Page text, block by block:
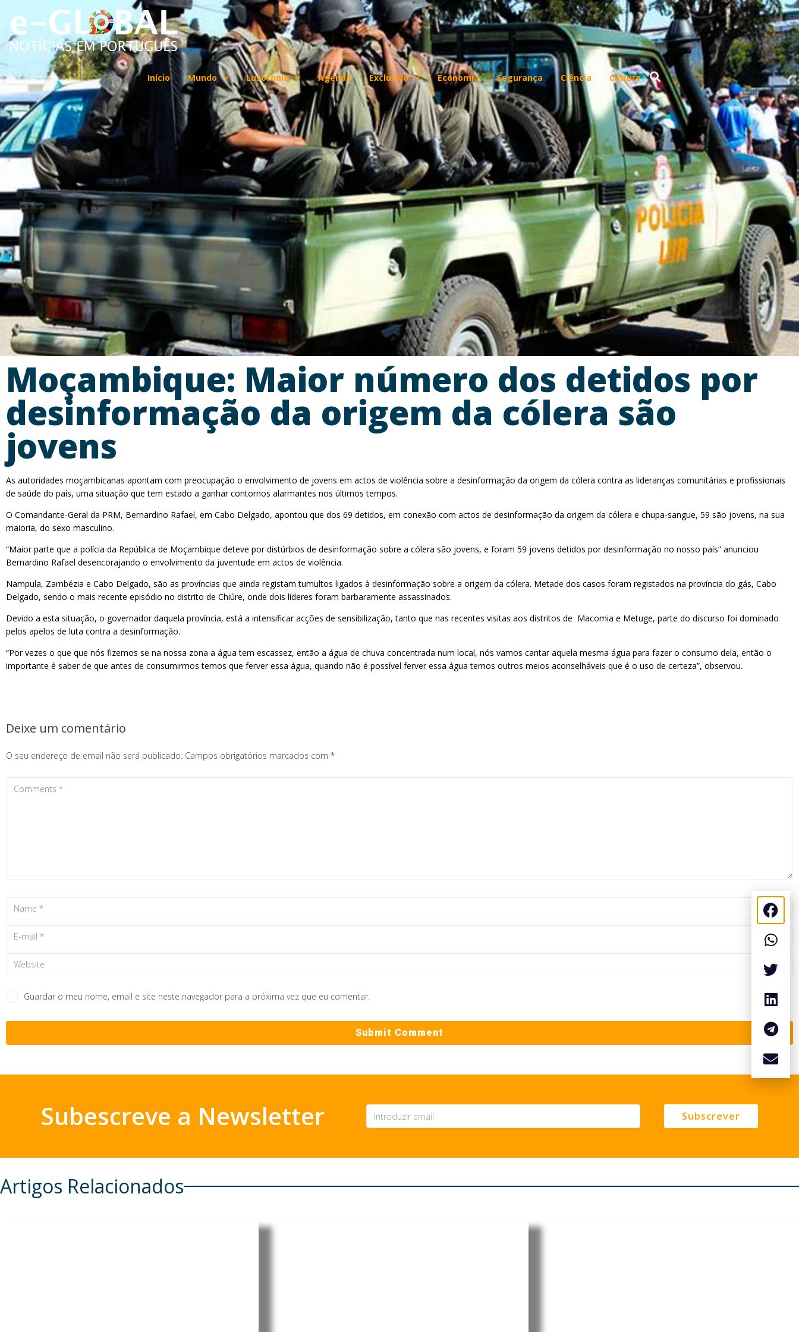
Início Mundo Lusofonia Agenda Exclusivo Economia Segurança Ciência Cultura
Moçambique: Maior número dos detidos por
desinformação da origem da cólera são
jovens
As autoridades moçambicanas apontam com preocupação o envolvimento de jovens em actos de violência sobre a desinformação da origem da cólera contra as lideranças comunitárias e profissionais
de saúde do país, uma situação que tem estado a ganhar contornos alarmantes nos últimos tempos.
O Comandante-Geral da PRM, Bernardino Rafael, em Cabo Delgado, apontou que dos 69 detidos, em conexão com actos de desinformação da origem da cólera e chupa-sangue, 59 são jovens, na sua
maioria, do sexo masculino.
“Maior parte que a polícia da República de Moçambique deteve por distúrbios de desinformação sobre a cólera são jovens, e foram 59 jovens detidos por desinformação no nosso país” anunciou
Bernardino Rafael desencorajando o envolvimento da juventude em actos de violência.
Nampula, Zambézia e Cabo Delgado, são as províncias que ainda registam tumultos ligados à desinformação sobre a origem da cólera. Metade dos casos foram registados na província do gás, Cabo
Delgado, sendo o mais recente episódio no distrito de Chiúre, onde dois líderes foram barbaramente assassinados.
Devido a esta situação, o governador daquela província, está a intensificar acções de sensibilização, tanto que nas recentes visitas aos distritos de Macomia e Metuge, parte do discurso foi dominado
pelos apelos de luta contra a desinformação.
“Por vezes o que que nós fizemos se na nossa zona a água tem escassez, então a água de chuva concentrada num local, nós vamos cantar aquela mesma água para fazer o consumo dela, então o
importante é saber de que antes de consumirmos temos que ferver essa água, quando não é possível ferver essa água temos outros meios aconselháveis que é o uso de certeza”, observou.
Deixe um comentário
O seu endereço de email não será publicado. Campos obrigatórios marcados com *
Guardar o meu nome, email e site neste navegador para a próxima vez que eu comentar.
Subescreve a Newsletter Subscrever
Artigos Relacionados